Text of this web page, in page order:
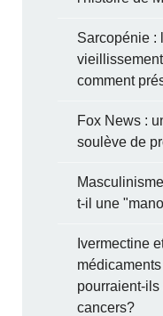
Sarcopénie :
comment
Fox News :
soulève de
t-il une
Ivermectine
pourraient-
cancers?